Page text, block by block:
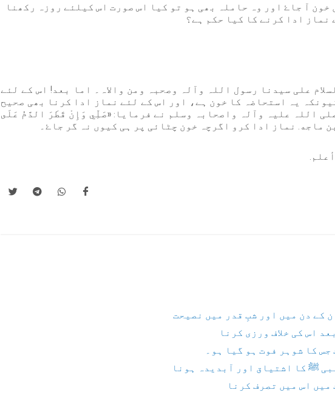
خون آ جاۓ اور وہ حاملہ بھی ہو تو کیا اس صورت اس کیلئے روزہ رکھنا
نماز ادا کرنے کا کیا حکم ہے؟
علی سیدنا رسول اللہ وآلہ وصحبہ ومن والاہ۔ اما بعد! اس کے لئے
یہ استحاضہ کا خون ہے، اور اس کے لئے نماز ادا کرنا بھی صحیح
اللہ علیہ وآلہ واصحابہ وسلم نے فرمایا: «صَلِّي وَإِنْ قَطَرَ الدَّمُ عَلَى
ماجه. نماز ادا کرو اگرچہ خون چٹائی پر ہی کیوں نہ گر جاۓ۔
کے دن میں اور شبِ قدر میں نصیحت
اس کی خلاف ورزی کرنا
کا شوہر فوت ہو گیا ہو۔
ﷺ کا اشتیاق اور آبدیدہ ہونا
اس میں تصرف کرنا